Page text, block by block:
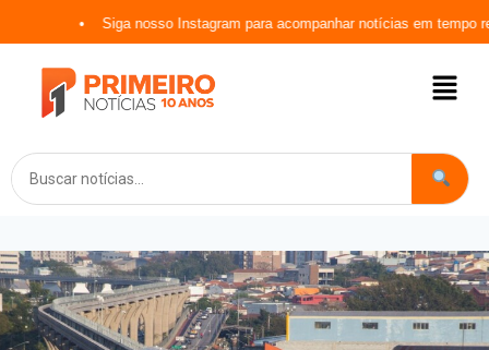
Siga nosso Instagram para acompanhar notícias em tempo real